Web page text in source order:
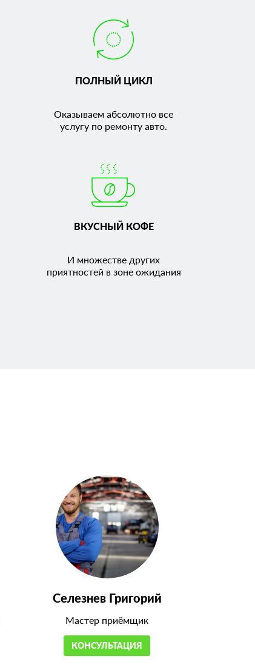
ПОЛНЫЙ ЦИКЛ
Оказываем абсолютно все
услугу по ремонту авто.
ВКУСНЫЙ КОФЕ
И множестве других
приятностей в зоне ожидания
Селезнев Григорий
Мастер приёмщик
КОНСУЛЬТАЦИЯ